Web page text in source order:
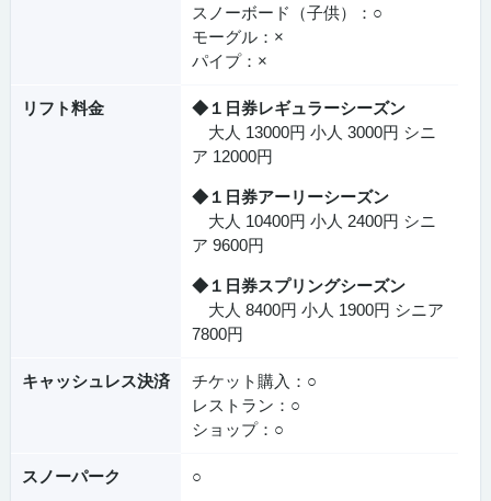
スノーボード（子供）：○
モーグル：×
パイプ：×
リフト料金
◆１日券レギュラーシーズン
大人 13000円 小人 3000円 シニ
ア 12000円
◆１日券アーリーシーズン
大人 10400円 小人 2400円 シニ
ア 9600円
◆１日券スプリングシーズン
大人 8400円 小人 1900円 シニア
7800円
キャッシュレス決済
チケット購入：○
レストラン：○
ショップ：○
スノーパーク ○